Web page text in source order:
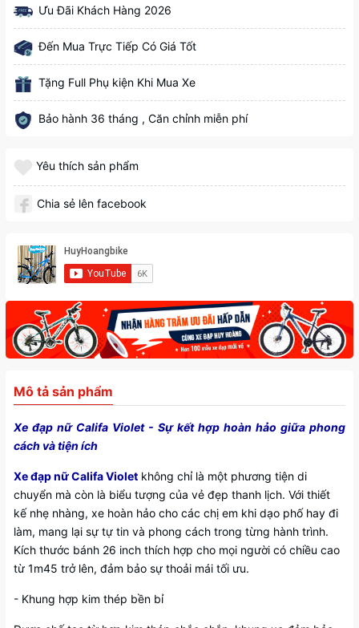
Ưu Đãi Khách Hàng 2026
Đến Mua Trực Tiếp Có Giá Tốt
Tặng Full Phụ kiện Khi Mua Xe
Bảo hành 36 tháng , Căn chỉnh miễn phí
Yêu thích sản phẩm
Chia sẻ lên facebook
Mô tả sản phẩm
Xe đạp nữ Califa Violet - Sự kết hợp hoàn hảo giữa phong
cách và tiện ích
Xe đạp nữ Califa Violet không chỉ là một phương tiện di
chuyển mà còn là biểu tượng của vẻ đẹp thanh lịch. Với thiết
kế nhẹ nhàng, xe hoàn hảo cho các chị em khi dạo phố hay đi
làm, mang lại sự tự tin và phong cách trong từng hành trình.
Kích thước bánh 26 inch thích hợp cho mọi người có chiều cao
từ 1m45 trở lên, đảm bảo sự thoải mái tối ưu.
- Khung hợp kim thép bền bỉ